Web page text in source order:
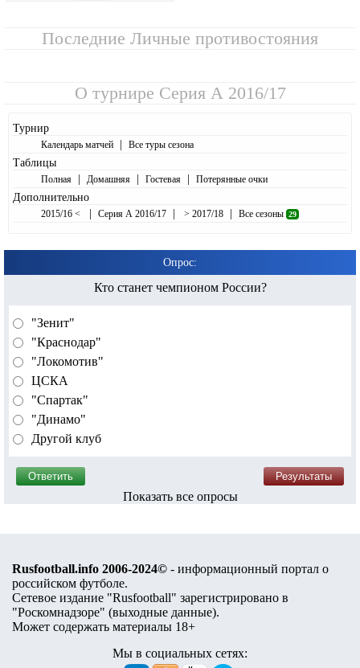
Последние Личные противостояния
О турнире Серия А 2016/17
Турнир
Календарь матчей | Все туры сезона
Таблицы
Полная | Домашняя | Гостевая | Потерянные очки
Дополнительно
2015/16 < | Серия А 2016/17 | > 2017/18 | Все сезоны 29
Опрос:
Кто станет чемпионом России?
"Зенит"
"Краснодар"
"Локомотив"
ЦСКА
"Спартак"
"Динамо"
Другой клуб
Показать все опросы
Rusfootball.info 2006-2024© - информационный портал о
российском футболе.
Сетевое издание "Rusfootball" зарегистрировано в
"Роскомнадзоре" (выходные данные).
Может содержать материалы 18+
Мы в социальных сетях: